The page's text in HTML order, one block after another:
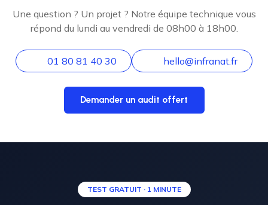
Une question ? Un projet ? Notre équipe technique vous
répond du lundi au vendredi de 08h00 à 18h00.
01 80 81 40 30 hello@infranat.fr
Demander un audit offert
TEST GRATUIT · 1 MINUTE